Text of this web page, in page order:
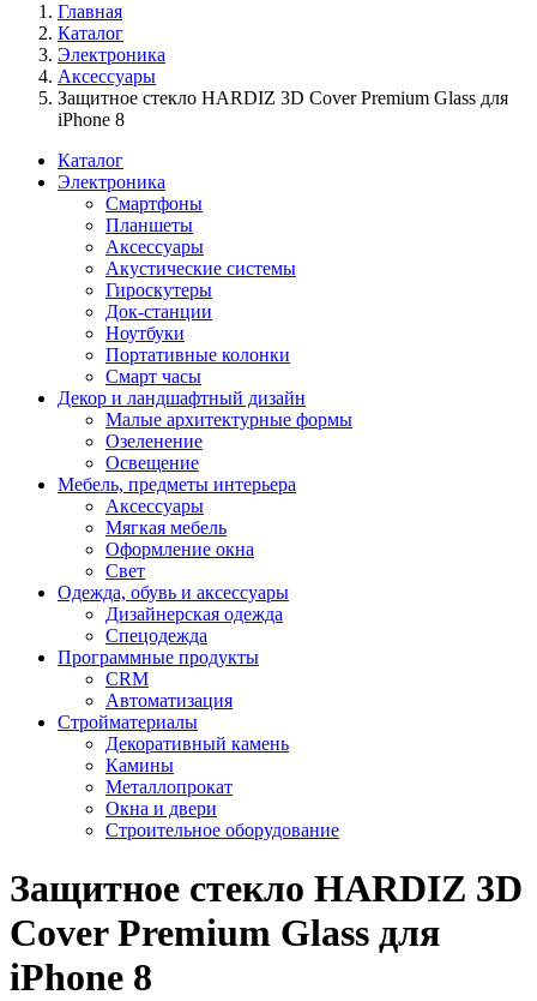
Главная
Каталог
Электроника
Аксессуары
Защитное стекло HARDIZ 3D Cover Premium Glass для
iPhone 8
Каталог
Электроника
Смартфоны
Планшеты
Аксессуары
Акустические системы
Гироскутеры
Док-станции
Ноутбуки
Портативные колонки
Смарт часы
Декор и ландшафтный дизайн
Малые архитектурные формы
Озеленение
Освещение
Мебель, предметы интерьера
Аксессуары
Мягкая мебель
Оформление окна
Свет
Одежда, обувь и аксессуары
Дизайнерская одежда
Спецодежда
Программные продукты
CRM
Автоматизация
Стройматериалы
Декоративный камень
Камины
Металлопрокат
Окна и двери
Строительное оборудование
Защитное стекло HARDIZ 3D
Cover Premium Glass для
iPhone 8